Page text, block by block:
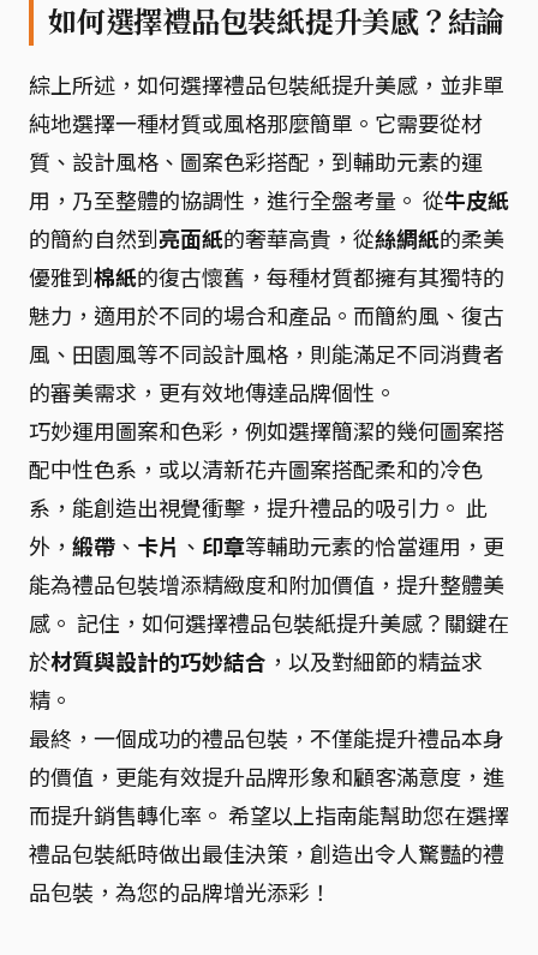
如何選擇禮品包裝紙提升美感？結論
綜上所述，如何選擇禮品包裝紙提升美感，並非單
純地選擇一種材質或風格那麼簡單。它需要從材
質、設計風格、圖案色彩搭配，到輔助元素的運
用，乃至整體的協調性，進行全盤考量。 從牛皮紙
的簡約自然到亮面紙的奢華高貴，從絲綢紙的柔美
優雅到棉紙的復古懷舊，每種材質都擁有其獨特的
魅力，適用於不同的場合和產品。而簡約風、復古
風、田園風等不同設計風格，則能滿足不同消費者
的審美需求，更有效地傳達品牌個性。
巧妙運用圖案和色彩，例如選擇簡潔的幾何圖案搭
配中性色系，或以清新花卉圖案搭配柔和的冷色
系，能創造出視覺衝擊，提升禮品的吸引力。 此
外， 緞帶 、 卡片 、 印章等輔助元素的恰當運用，更
能為禮品包裝增添精緻度和附加價值，提升整體美
感。 記住，如何選擇禮品包裝紙提升美感？關鍵在
於材質與設計的巧妙結合 ，以及對細節的精益求
精。
最終，一個成功的禮品包裝，不僅能提升禮品本身
的價值，更能有效提升品牌形象和顧客滿意度，進
而提升銷售轉化率。 希望以上指南能幫助您在選擇
禮品包裝紙時做出最佳決策，創造出令人驚豔的禮
品包裝，為您的品牌增光添彩！